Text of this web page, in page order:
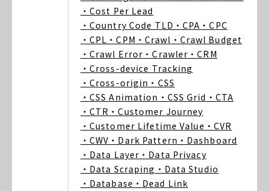
・Cost Per Lead
・Country Code TLD ・CPA ・CPC
・CPL ・CPM ・Crawl ・Crawl Budget
・Crawl Error ・Crawler ・CRM
・Cross-device Tracking
・Cross-origin ・CSS
・CSS Animation ・CSS Grid ・CTA
・CTR ・Customer Journey
・Customer Lifetime Value ・CVR
・CWV ・Dark Pattern ・Dashboard
・Data Layer ・Data Privacy
・Data Scraping ・Data Studio
・Database ・Dead Link